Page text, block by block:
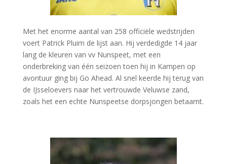
Met het enorme aantal van 258 officiële wedstrijden
voert Patrick Pluim de lijst aan. Hij verdedigde 14 jaar
lang de kleuren van vv Nunspeet, met een
onderbreking van één seizoen toen hij in Kampen op
avontuur ging bij Go Ahead. Al snel keerde hij terug van
de IJsseloevers naar het vertrouwde Veluwse zand,
zoals het een echte Nunspeetse dorpsjongen betaamt.